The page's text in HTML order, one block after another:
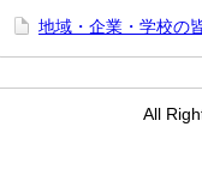
地域・企業・学校の
All